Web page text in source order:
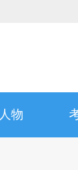
物